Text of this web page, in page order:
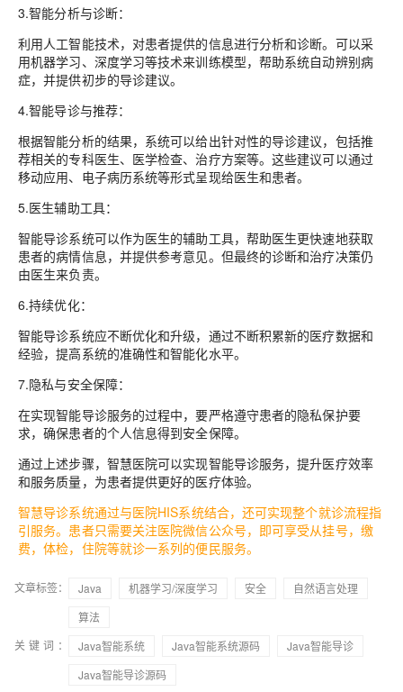
3.智能分析与诊断：
利用人工智能技术，对患者提供的信息进行分析和诊断。可以采
用机器学习、深度学习等技术来训练模型，帮助系统自动辨别病
症，并提供初步的导诊建议。
4.智能导诊与推荐：
根据智能分析的结果，系统可以给出针对性的导诊建议，包括推
荐相关的专科医生、医学检查、治疗方案等。这些建议可以通过
移动应用、电子病历系统等形式呈现给医生和患者。
5.医生辅助工具：
智能导诊系统可以作为医生的辅助工具，帮助医生更快速地获取
患者的病情信息，并提供参考意见。但最终的诊断和治疗决策仍
由医生来负责。
6.持续优化：
智能导诊系统应不断优化和升级，通过不断积累新的医疗数据和
经验，提高系统的准确性和智能化水平。
7.隐私与安全保障：
在实现智能导诊服务的过程中，要严格遵守患者的隐私保护要
求，确保患者的个人信息得到安全保障。
通过上述步骤，智慧医院可以实现智能导诊服务，提升医疗效率
和服务质量，为患者提供更好的医疗体验。
智慧导诊系统通过与医院HIS系统结合，还可实现整个就诊流程指
引服务。患者只需要关注医院微信公众号，即可享受从挂号，缴
费，体检，住院等就诊一系列的便民服务。
文章标签： Java 机器学习/深度学习 安全
自然语言处理
算法
关键词：
Java智能系统 Java智能系统源码
Java智能导诊
Java智能导诊源码